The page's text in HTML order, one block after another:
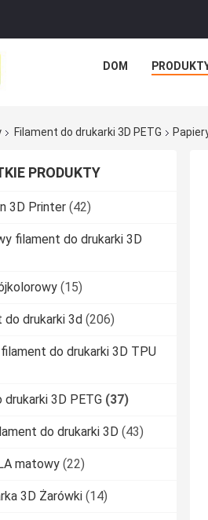
DOM
Filament do drukarki 3D PETG
PRODUKTY
3D Printer (42)
filament do drukarki 3D
(15)
drukarki 3d (206)
do drukarki 3D TPU
drukarki 3D PETG (37)
do drukarki 3D (43)
matowy (22)
3D Żarówki (14)